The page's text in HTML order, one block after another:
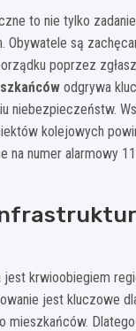
to nie tylko zadanie
Obywatele są
poprzez
odgrywa
niebezpieczeństw.
kolejowych
na numer alarmowy
krwioobiegiem
jest kluczowe
mieszkańców. Dlatego